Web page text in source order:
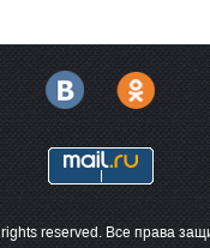
reserved. Все права